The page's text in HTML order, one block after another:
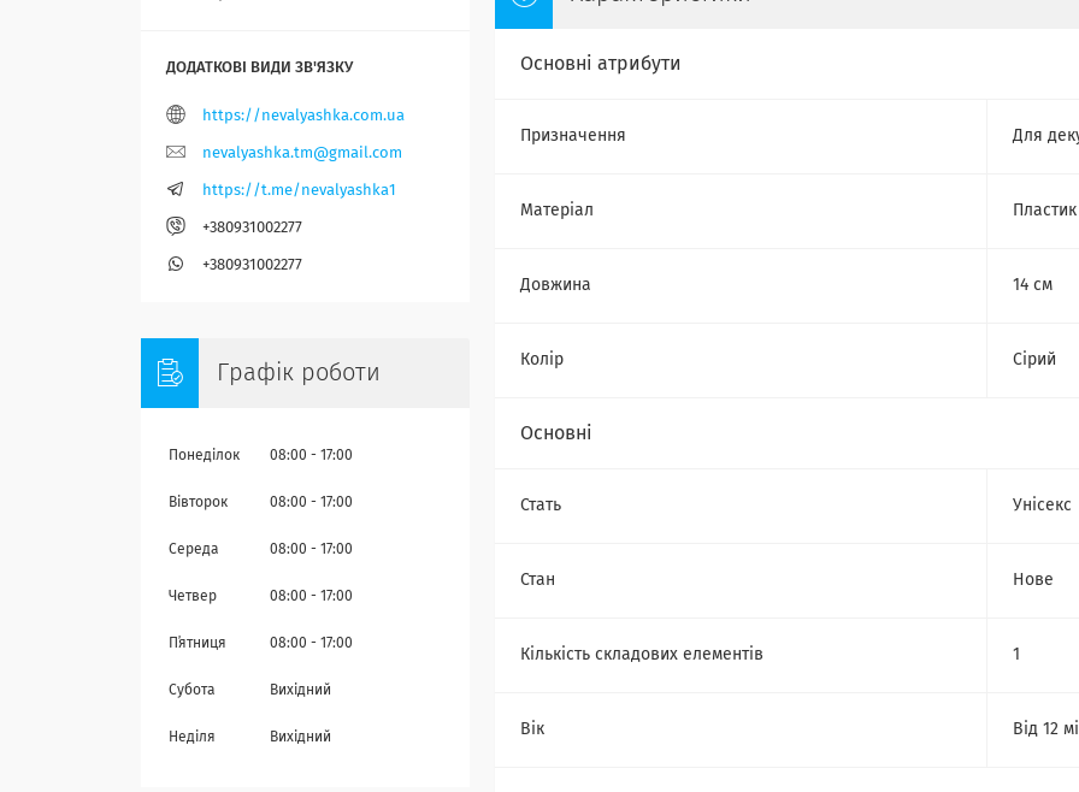
Основні атрибути
Призначення Для
Матеріал Пластик
Довжина 14 см
Колір Сірий
Основні
Стать Унісекс
Стан Нове
Кількість складових елементів 1
Вік Від 12
https://nevalyashka.com.ua
nevalyashka.tm@gmail.com
https://t.me/nevalyashka1
+380931002277
+380931002277
Графік роботи
Понеділок 08:00 17:00
Вівторок 08:00 17:00
Середа 08:00 17:00
Четвер 08:00 17:00
Пʼятниця 08:00 17:00
Субота Вихідний
Неділя Вихідний